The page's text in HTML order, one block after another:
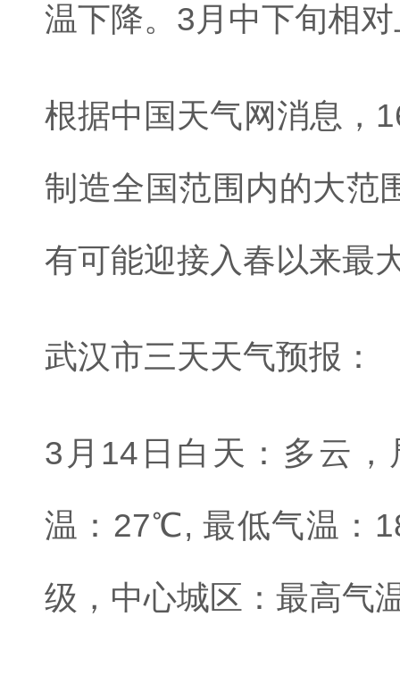
温下降。3月中下旬相
根据中国天气网消息，
制造全国范围内的大范
有可能迎接入春以来最
武汉市三天天气预报：
3月14日白天：多云
温：27℃, 最低气温：
级，中心城区：最高